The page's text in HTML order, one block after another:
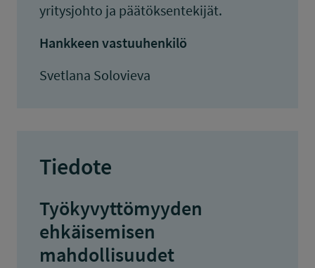
yritysjohto ja päätöksentekijät.
Hankkeen vastuuhenkilö
Svetlana Solovieva
Tiedote
Työkyvyttömyyden
ehkäisemisen
mahdollisuudet